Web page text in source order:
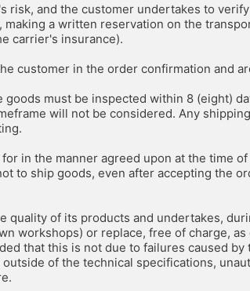
risk, and the customer undertakes to
making a written reservation on the
carrier's insurance).
customer in the order confirmation and
goods must be inspected within 8 (eight)
will not be considered. Any
in the manner agreed upon at the time
to ship goods, even after accepting the
quality of its products and undertakes,
workshops) or replace, free of charge,
that this is not due to failures caused by
of the technical specifications,